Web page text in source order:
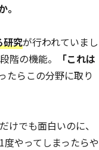
研究が行われていまし
階の機能。
「これは
たらこの分野に取り
でも面白いのに、
やってしまったらや